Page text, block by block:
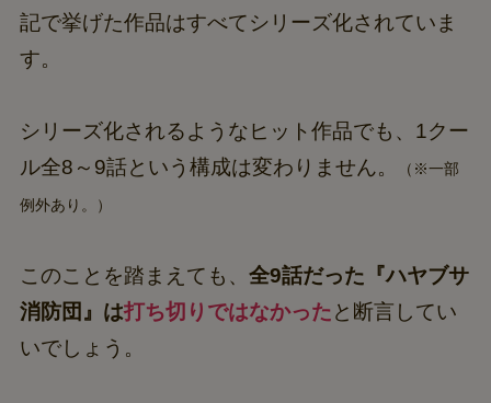
記で挙げた作品はすべてシリーズ化されていま
す。
シリーズ化されるようなヒット作品でも、1クー
ル全8～9話という構成は変わりません。
（※一部
例外あり。）
このことを踏まえても、 全9話だった『ハヤブサ
消防団』は打ち切りではなかったと断言してい
いでしょう。